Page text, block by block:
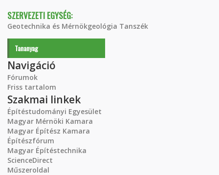
SZERVEZETI EGYSÉG:
Geotechnika és Mérnökgeológia Tanszék
Tananyag
Navigáció
Fórumok
Friss tartalom
Szakmai linkek
Építéstudományi Egyesület
Magyar Mérnöki Kamara
Magyar Építész Kamara
Építészfórum
Magyar Építéstechnika
ScienceDirect
Műszeroldal